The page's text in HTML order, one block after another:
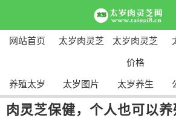
网站首页 太岁肉灵芝 太岁肉灵芝
价格
养殖太岁 太岁图片 太岁养生
肉灵芝保健，个人也可以养